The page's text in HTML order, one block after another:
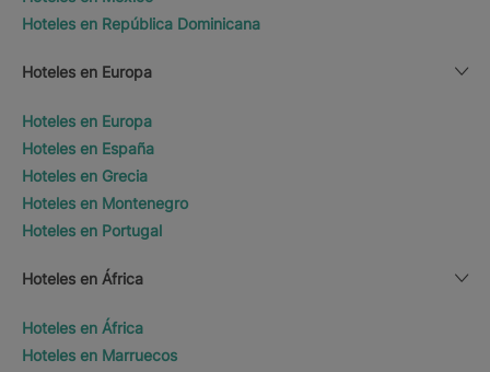
Hoteles en República Dominicana
Hoteles en Europa
Hoteles en Europa
Hoteles en España
Hoteles en Grecia
Hoteles en Montenegro
Hoteles en Portugal
Hoteles en África
Hoteles en África
Hoteles en Marruecos